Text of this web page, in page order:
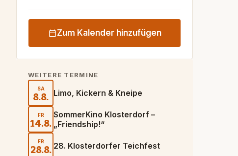
Zum Kalender hinzufügen
WEITERE TERMINE
SA
8.8. Limo, Kickern & Kneipe
FR
14.8.
SommerKino Klosterdorf –
„Friendship!“
FR
28.8. 28. Klosterdorfer Teichfest